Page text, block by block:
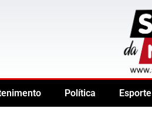
Política Esporte